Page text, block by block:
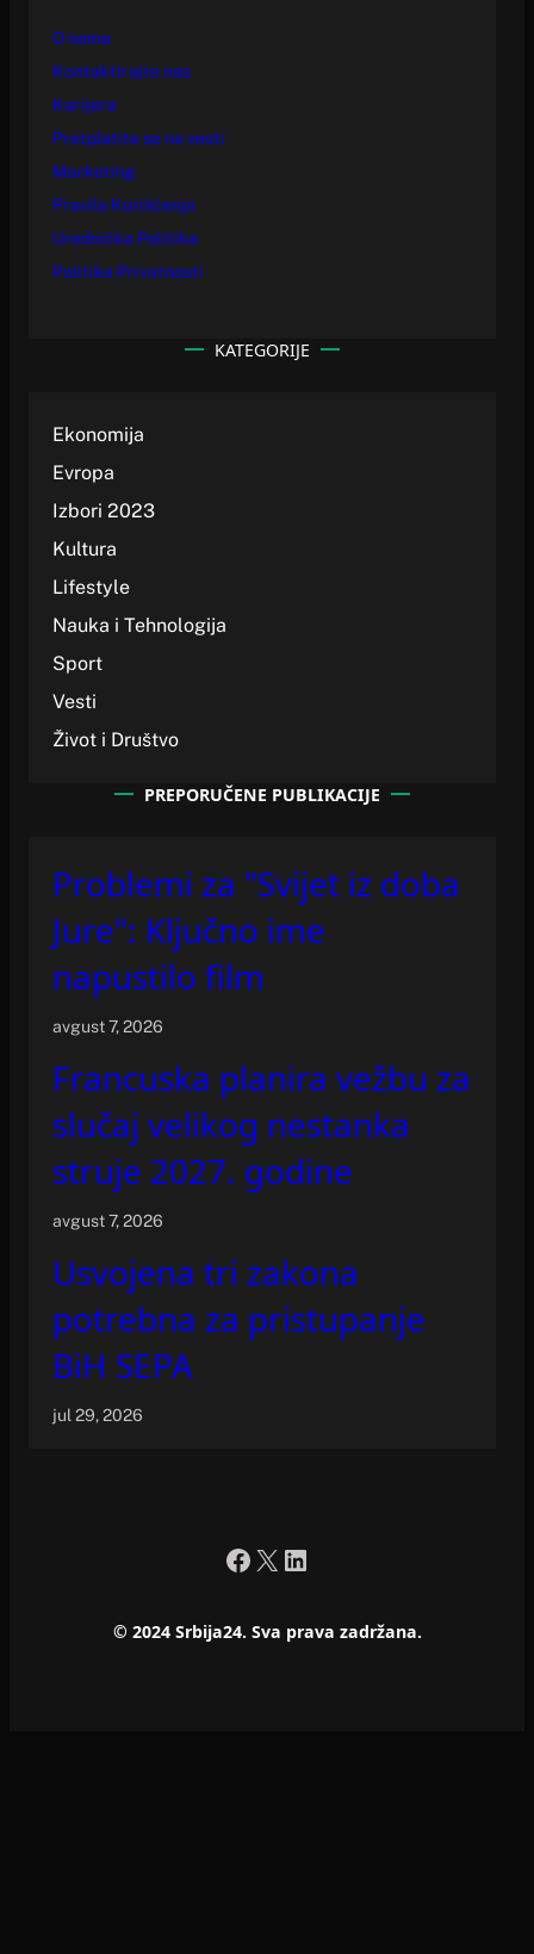
O nama
Kontaktirajte nas
Karijera
Pretplatite se na vesti
Marketing
Pravila Korišćenja
Urednička Politika
Politika Privatnosti
KATEGORIJE
Ekonomija
Evropa
Izbori 2023
Kultura
Lifestyle
Nauka i Tehnologija
Sport
Vesti
Život i Društvo
PREPORUČENE PUBLIKACIJE
Problemi za "Svijet iz doba
Jure": Ključno ime
napustilo film
avgust 7, 2026
Francuska planira vežbu za
slučaj velikog nestanka
struje 2027. godine
avgust 7, 2026
Usvojena tri zakona
potrebna za pristupanje
BiH SEPA
jul 29, 2026
Facebook
X LinkedIn
© 2024 Srbija24. Sva prava zadržana.